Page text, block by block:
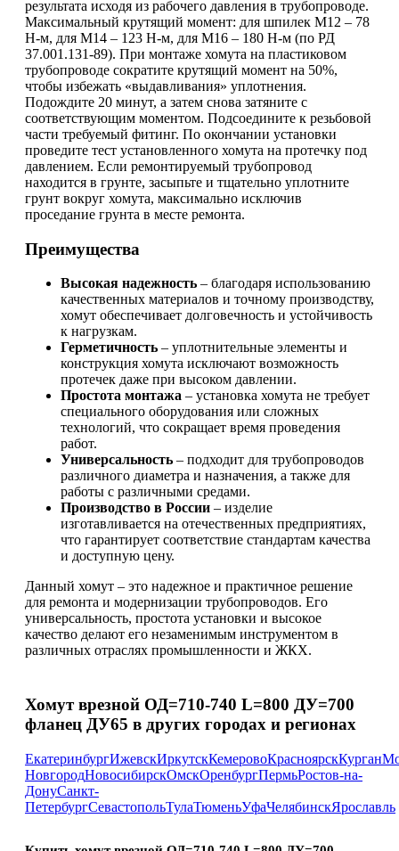
результата исходя из рабочего давления в трубопроводе.
Максимальный крутящий момент: для шпилек М12 – 78
Н-м, для М14 – 123 Н-м, для М16 – 180 Н-м (по РД
37.001.131-89). При монтаже хомута на пластиковом
трубопроводе сократите крутящий момент на 50%,
чтобы избежать «выдавливания» уплотнения.
Подождите 20 минут, а затем снова затяните с
соответствующим моментом. Подсоедините к резьбовой
части требуемый фитинг. По окончании установки
проведите тест установленного хомута на протечку под
давлением. Если ремонтируемый трубопровод
находится в грунте, засыпьте и тщательно уплотните
грунт вокруг хомута, максимально исключив
проседание грунта в месте ремонта.
Преимущества
Высокая надежность – благодаря использованию
качественных материалов и точному производству,
хомут обеспечивает долговечность и устойчивость
к нагрузкам.
Герметичность – уплотнительные элементы и
конструкция хомута исключают возможность
протечек даже при высоком давлении.
Простота монтажа – установка хомута не требует
специального оборудования или сложных
технологий, что сокращает время проведения
работ.
Универсальность – подходит для трубопроводов
различного диаметра и назначения, а также для
работы с различными средами.
Производство в России – изделие
изготавливается на отечественных предприятиях,
что гарантирует соответствие стандартам качества
и доступную цену.
Данный хомут – это надежное и практичное решение
для ремонта и модернизации трубопроводов. Его
универсальность, простота установки и высокое
качество делают его незаменимым инструментом в
различных отраслях промышленности и ЖКХ.
Хомут врезной ОД=710-740 L=800 ДУ=700
фланец ДУ65 в других городах и регионах
ЕкатеринбургИжевскИркутскКемеровоКрасноярскКурган
НовгородНовосибирскОмскОренбургПермьРостов-на-
ДонуСанкт-
ПетербургСевастопольТулаТюменьУфаЧелябинскЯрославль